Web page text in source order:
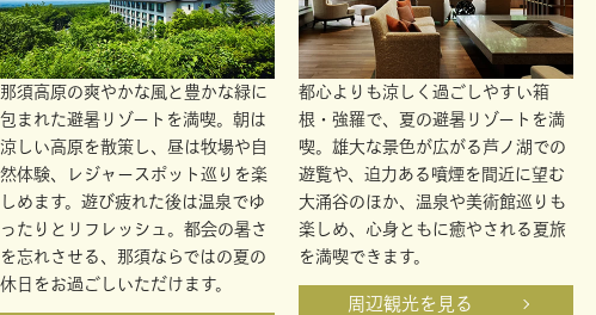
し
む
那須高原の爽やかな風と豊かな緑に
包まれた避暑リゾートを満喫。朝は
涼しい高原を散策し、昼は牧場や自
然体験、レジャースポット巡りを楽
しめます。遊び疲れた後は温泉でゆ
ったりとリフレッシュ。都会の暑さ
を忘れさせる、那須ならではの夏の
休日をお過ごしいただけます。
都心よりも涼しく過ごしやすい箱
根・強羅で、夏の避暑リゾートを満
喫。雄大な景色が広がる芦ノ湖での
遊覧や、迫力ある噴煙を間近に望む
大涌谷のほか、温泉や美術館巡りも
楽しめ、心身ともに癒やされる夏旅
を満喫できます。
周辺観光を見る